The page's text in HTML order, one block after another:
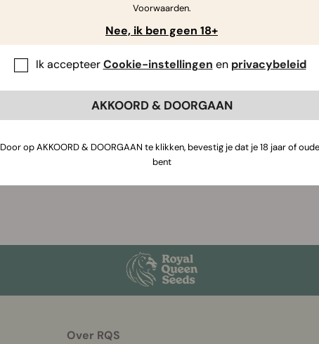
+ See all FAQs
Als je nog vragen hebt, neem contact met ons op
Over RQS
Voorwaarden.
Nee, ik ben geen 18+
Ik accepteerCookie-instellingen en privacybeleid
AKKOORD & DOORGAAN
Door op AKKOORD & DOORGAAN te klikken, bevestig je dat je 18 jaar of
bent